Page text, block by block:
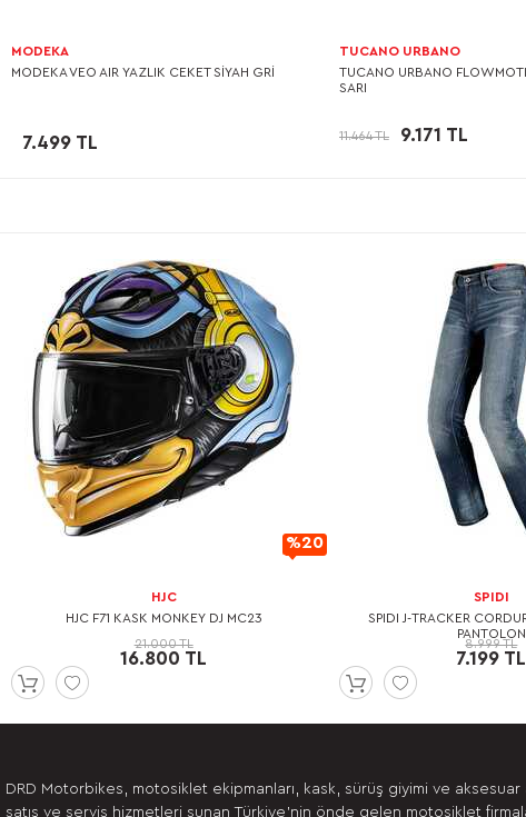
MODEKA
MODEKA VEO AIR YAZLIK CEKET SİYAH GRİ
7.499 TL
TUCANO URBANO
TUCANO URBANO
SARI
11.464 TL 9.171 TL
%20
İndirimli
HJC
HJC F71 KASK MONKEY DJ MC23
21.000 TL
16.800 TL
SPIDI
SPIDI J-TRACKER
PANTOLON
8.999 TL
7.199 TL
DRD Motorbikes, motosiklet ekipmanları, kask, sürüş giyimi ve
satış ve servis hizmetleri sunan Türkiye’nin önde gelen motosiklet